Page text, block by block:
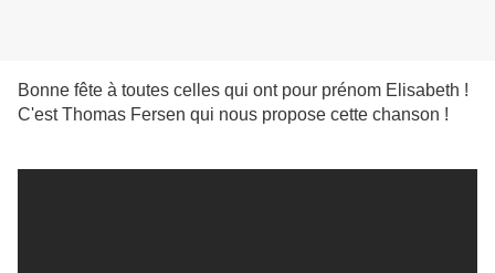
Bonne fête à toutes celles qui ont pour prénom Elisabeth !
C'est Thomas Fersen qui nous propose cette chanson !